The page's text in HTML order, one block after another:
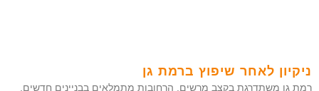
ניקיון לאחר שיפוץ ברמת גן
רמת גן משתדרגת בקצב מרשים. הרחובות מתמלאים בבניינים חדשים,